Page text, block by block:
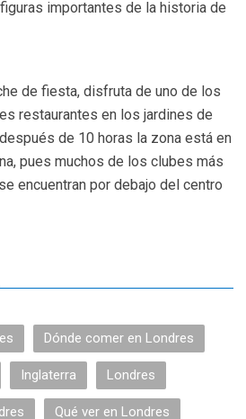
importantes de la historia de
de fiesta, disfruta de uno de los
restaurantes en los jardines de
de 10 horas la zona está en
pues muchos de los clubes más
encuentran por debajo del centro
Dónde comer en Londres
Inglaterra Londres
Qué ver en Londres